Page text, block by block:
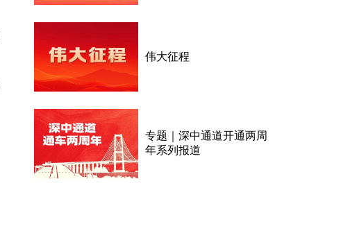
伟大征程
专题｜深中通道开通两周
年系列报道